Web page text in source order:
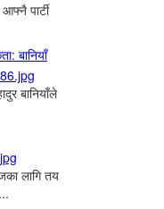
पार्टी
बानियाँ
बानियाँले
लागि तय